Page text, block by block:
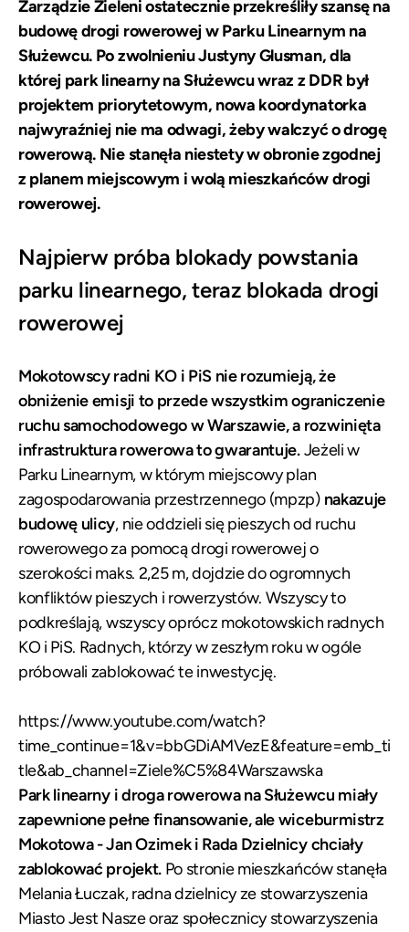
Zarządzie Zieleni ostatecznie przekreśliły szansę na
budowę drogi rowerowej w Parku Linearnym na
Służewcu. Po zwolnieniu Justyny Glusman, dla
której park linearny na Służewcu wraz z DDR był
projektem priorytetowym, nowa koordynatorka
najwyraźniej nie ma odwagi, żeby walczyć o drogę
rowerową. Nie stanęła niestety w obronie zgodnej
z planem miejscowym i wolą mieszkańców drogi
rowerowej.
Najpierw próba blokady powstania
parku linearnego, teraz blokada drogi
rowerowej
Mokotowscy radni KO i PiS nie rozumieją, że
obniżenie emisji to przede wszystkim ograniczenie
ruchu samochodowego w Warszawie, a rozwinięta
infrastruktura rowerowa to gwarantuje.Jeżeli w
Parku Linearnym, w którym miejscowy plan
zagospodarowania przestrzennego (mpzp) nakazuje
budowę ulicy, nie oddzieli się pieszych od ruchu
rowerowego za pomocą drogi rowerowej o
szerokości maks. 2,25 m, dojdzie do ogromnych
konfliktów pieszych i rowerzystów. Wszyscy to
podkreślają, wszyscy oprócz mokotowskich radnych
KO i PiS. Radnych, którzy w zeszłym roku w ogóle
próbowali zablokować te inwestycję.
https://www.youtube.com/watch?
time_continue=1&v=bbGDiAMVezE&feature=emb_ti
tle&ab_channel=Ziele%C5%84Warszawska
Park linearny i droga rowerowa na Służewcu miały
zapewnione pełne finansowanie, alewiceburmistrz
Mokotowa - Jan Ozimek i Rada Dzielnicy chciały
zablokować projekt.Po stronie mieszkańców stanęła
Melania Łuczak, radna dzielnicy ze stowarzyszenia
Miasto Jest Nasze oraz społecznicy stowarzyszenia